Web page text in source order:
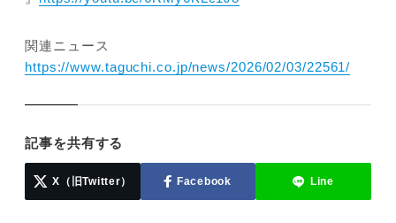
関連ニュース
https://www.taguchi.co.jp/news/2026/02/03/22561/
記事を共有する
X（旧Twitter） Facebook Line